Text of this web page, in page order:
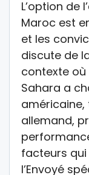
L’option de
Maroc est
et les
discute de
contexte
Sahara a
allemand,
facteurs
l’Envoyé